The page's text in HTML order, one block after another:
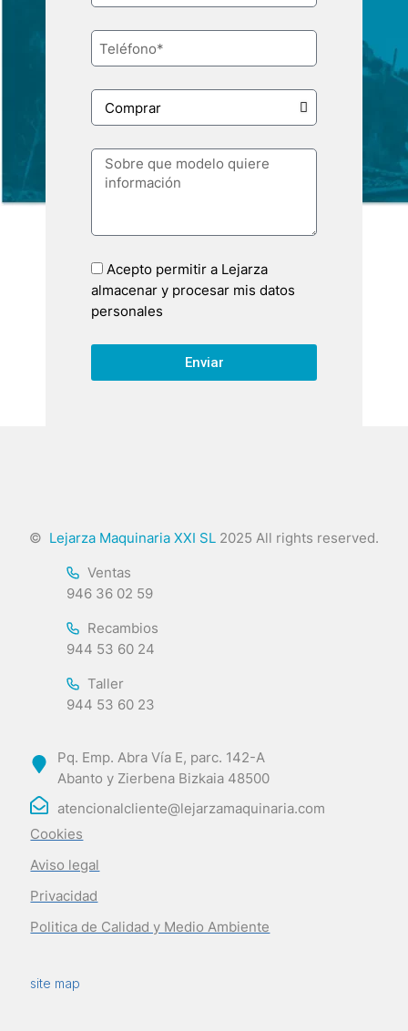
Acepto permitir a Lejarza
almacenar y procesar mis datos
personales
Enviar
© Lejarza Maquinaria XXI SL 2025 All rights reserved.
Ventas
946 36 02 59
Recambios
944 53 60 24
Taller
944 53 60 23
Pq. Emp. Abra Vía E, parc. 142-A
Abanto y Zierbena Bizkaia 48500
atencionalcliente@lejarzamaquinaria.com
Cookies
Aviso legal
Privacidad
Politica de Calidad y Medio Ambiente
site map